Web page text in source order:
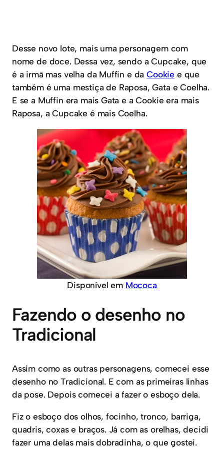
Desse novo lote, mais uma personagem com
nome de doce. Dessa vez, sendo a Cupcake, que
é a irmã mas velha da Muffin e daCookie e que
também é uma mestiça de Raposa, Gata e Coelha.
E se a Muffin era mais Gata e a Cookie era mais
Raposa, a Cupcake é mais Coelha.
Disponível em Mococa
Fazendo o desenho no
Tradicional
Assim como as outras personagens, comecei esse
desenho no Tradicional. E com as primeiras linhas
da pose. Depois comecei a fazer o esboço dela.
Fiz o esboço dos olhos, focinho, tronco, barriga,
quadris, coxas e braços. Já com as orelhas, decidi
fazer uma delas mais dobradinha, o que gostei.